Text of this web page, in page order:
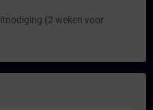
(2 weken voor